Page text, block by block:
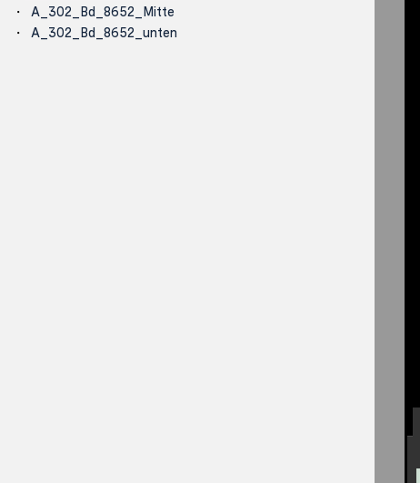
A_302_Bd_8652_Mitte
A_302_Bd_8652_unten